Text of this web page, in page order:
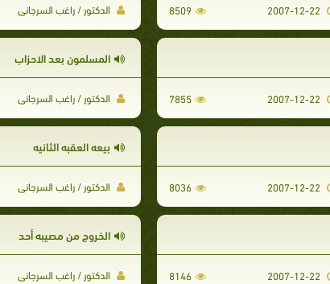
8509 الدكتور / راغب السرجانى
7855
المسلمون بعد الاحزاب
الدكتور / راغب السرجانى
8036
بيعه العقبه الثانيه
الدكتور / راغب السرجانى
8146
الخروج من مصيبه أحد
الدكتور / راغب السرجانى